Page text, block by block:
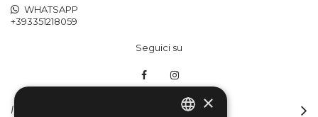
WHATSAPP
+393351218059
Seguici su
INFORMAZIONI ×